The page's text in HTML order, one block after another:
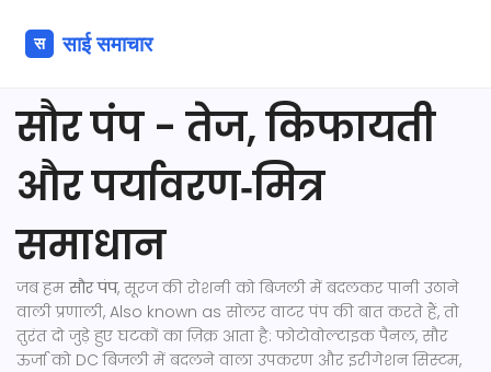
सौर पंप - तेज, किफायती
और पर्यावरण‑मित्र
समाधान
जब हमसौर पंप, सूरज की रोशनी को बिजली में बदलकर पानी उठाने
वाली प्रणाली, Also known as सोलर वाटर पंपकी बात करते हैं, तो
तुरंत दो जुड़े हुए घटकों का ज़िक्र आता है:फोटोवोल्टाइक पैनल, सौर
ऊर्जा को DC बिजली में बदलने वाला उपकरण औरइरीगेशन सिस्टम,